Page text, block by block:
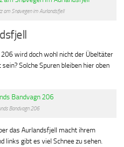
am Snøvegen im Aurlandsfjell
wird doch wohl nicht der Übeltäter
Solche Spuren bleiben hier oben
Bandvagn 206
das Aurlandsfjell macht ihrem
links gibt es viel Schnee zu sehen.